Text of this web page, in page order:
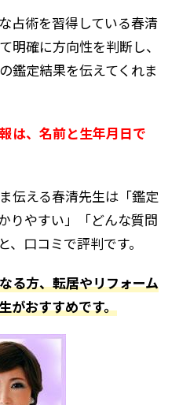
占術を習得している春清
明確に方向性を判断し、
鑑定結果を伝えてくれま
は、名前と生年月日で
伝える春清先生は「鑑定
りやすい」「どんな質問
口コミで評判です。
る方、転居やリフォーム
がおすすめです。